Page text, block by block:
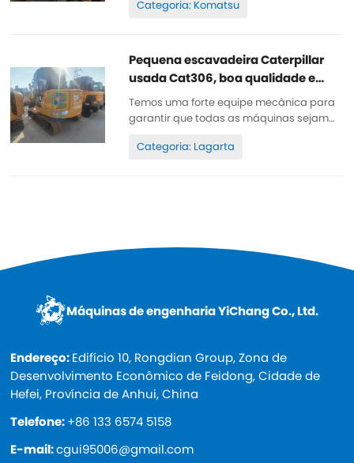
100% original. Todas as peças são bem
trabalho, tinta original, barata e de alta
qualidade. Sobressalente...
Categoria: Komatsu
Pequena escavadeira Caterpillar
usada Cat306, boa qualidade e
preço barato
Temos uma forte equipe mecânica para
garantir que todas as máquinas sejam
100% original. Todas as peças são bem
Categoria: Lagarta
Máquinas de engenharia YiChang Co., Ltd.
Endereço:Edifício 10, Rongdian Group, Zona de
Desenvolvimento Econômico de Feidong, Cidade de
Hefei, Província de Anhui, China
Telefone:+86 133 6574 5158
E-mail:cgui95006@gmail.com